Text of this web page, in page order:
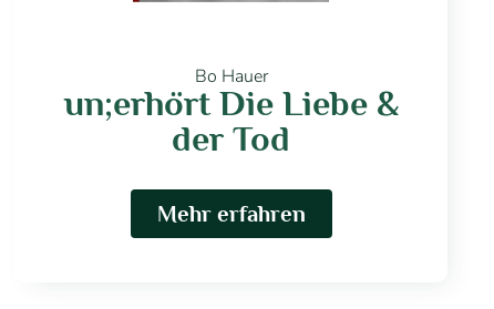
Bo Hauer
un;erhört Die Liebe &
der Tod
Mehr erfahren